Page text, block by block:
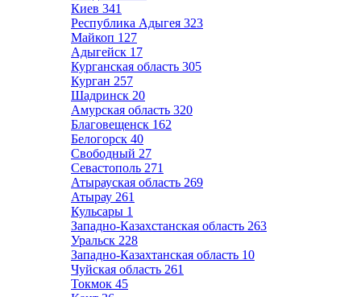
Киев 341
Республика Адыгея 323
Майкоп 127
Адыгейск 17
Курганская область 305
Курган 257
Шадринск 20
Амурская область 320
Благовещенск 162
Белогорск 40
Свободный 27
Севастополь 271
Атырауская область 269
Атырау 261
Кульсары 1
Западно-Казахстанская область 263
Уральск 228
Западно-Казахтанская область 10
Чуйская область 261
Токмок 45